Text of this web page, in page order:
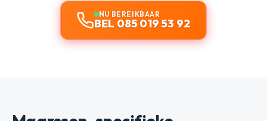
NU BEREIKBAAR
BEL 085 019 53 92